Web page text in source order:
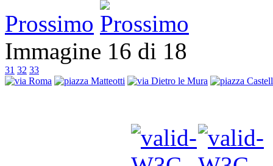
Prossimo
Immagine 16 di 18
31 32 33